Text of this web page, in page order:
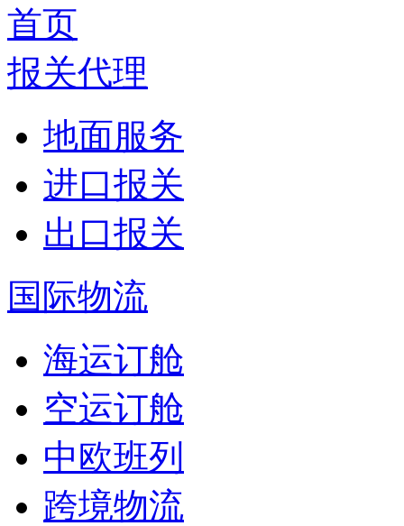
首页
报关代理
地面服务
进口报关
出口报关
国际物流
海运订舱
空运订舱
中欧班列
跨境物流